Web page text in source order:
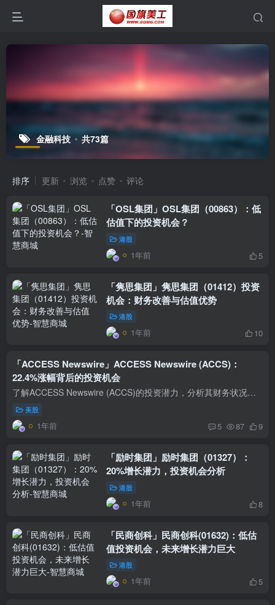
金融科技 共73篇
排序 更新 浏览 点赞 评论
「OSL集团」OSL集团（00863）：低
估值下的投资机会？
港股
1年前 5
「隽思集团」隽思集团（01412）投资
机会：财务改善与估值优势
港股
1年前 10
「ACCESS Newswire」ACCESS Newswire (ACCS)：
22.4%涨幅背后的投资机会
了解ACCESS Newswire (ACCS)的投资潜力，分析其财务状况、市场估值及未来发展前景，立即点击查看详细报告，助你做出明智投资决策！
美股
1年前 5 87 9
「励时集团」励时集团（01327）：
20%增长潜力，投资机会分析
港股
1年前 8
「民商创科」民商创科(01632)：低估
值投资机会，未来增长潜力巨大
港股
1年前 5